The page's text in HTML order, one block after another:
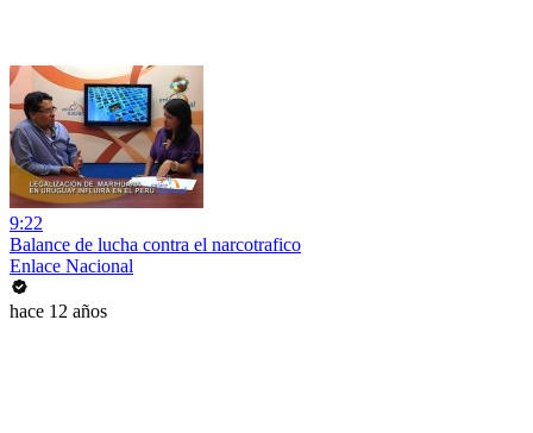
9:22
Balance de lucha contra el narcotrafico
Enlace Nacional
hace 12 años